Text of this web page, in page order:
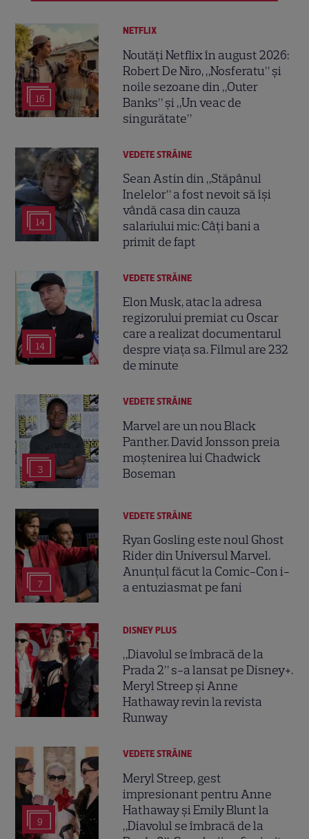
16
NETFLIX
Noutăți Netflix în august 2026:
Robert De Niro, „Nosferatu” și
noile sezoane din „Outer
Banks” și „Un veac de
singurătate”
14
VEDETE STRĂINE
Sean Astin din „Stăpânul
Inelelor” a fost nevoit să își
vândă casa din cauza
salariului mic: Câți bani a
primit de fapt
14
VEDETE STRĂINE
Elon Musk, atac la adresa
regizorului premiat cu Oscar
care a realizat documentarul
despre viața sa. Filmul are 232
de minute
3
VEDETE STRĂINE
Marvel are un nou Black
Panther. David Jonsson preia
moștenirea lui Chadwick
Boseman
7
VEDETE STRĂINE
Ryan Gosling este noul Ghost
Rider din Universul Marvel.
Anunțul făcut la Comic-Con i-
a entuziasmat pe fani
DISNEY PLUS
„Diavolul se îmbracă de la
Prada 2” s-a lansat pe Disney+.
Meryl Streep și Anne
Hathaway revin la revista
Runway
9
VEDETE STRĂINE
Meryl Streep, gest
impresionant pentru Anne
Hathaway și Emily Blunt la
„Diavolul se îmbracă de la